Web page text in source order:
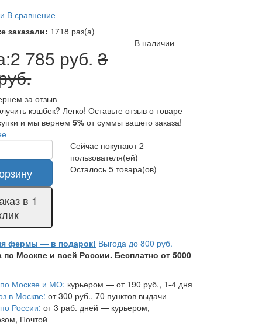
В сравнение
заказали: 1718 раз(а)
2 785 руб.3
В наличии
за отзыв
кэшбек? Легко! Оставьте отзыв о товаре
и мы вернем5% от суммы вашего заказа!
в 1
Сейчас покупают 2
пользователя(ей)
Осталось 5 товара(ов)
фермы — в подарок! Выгода до 800 руб.
по Москве и всей России. Бесплатно от 5000
по Москве и МО: курьером — от 190 руб., 1-4 дня
в Москве: от 300 руб., 70 пунктов выдачи
России: от 3 раб. дней — курьером,
Почтой